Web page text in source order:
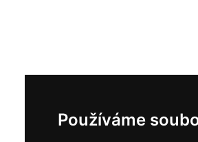
Používáme